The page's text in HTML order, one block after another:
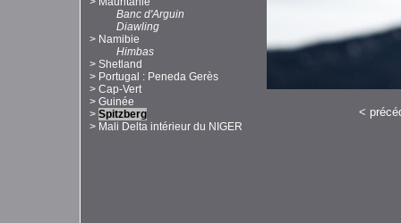
Banc d'Arguin
Diawling
> Namibie
Himbas
> Shetland
> Portugal : Peneda Gerès
> Cap-Vert
> Guinée
> Spitzberg
> Mali Delta intérieur du NIGER
<